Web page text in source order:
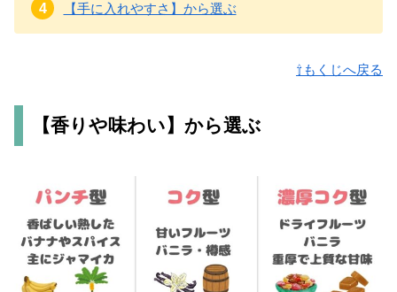
【手に入れやすさ】から選ぶ
⇧もくじへ戻る
【香りや味わい】から選ぶ